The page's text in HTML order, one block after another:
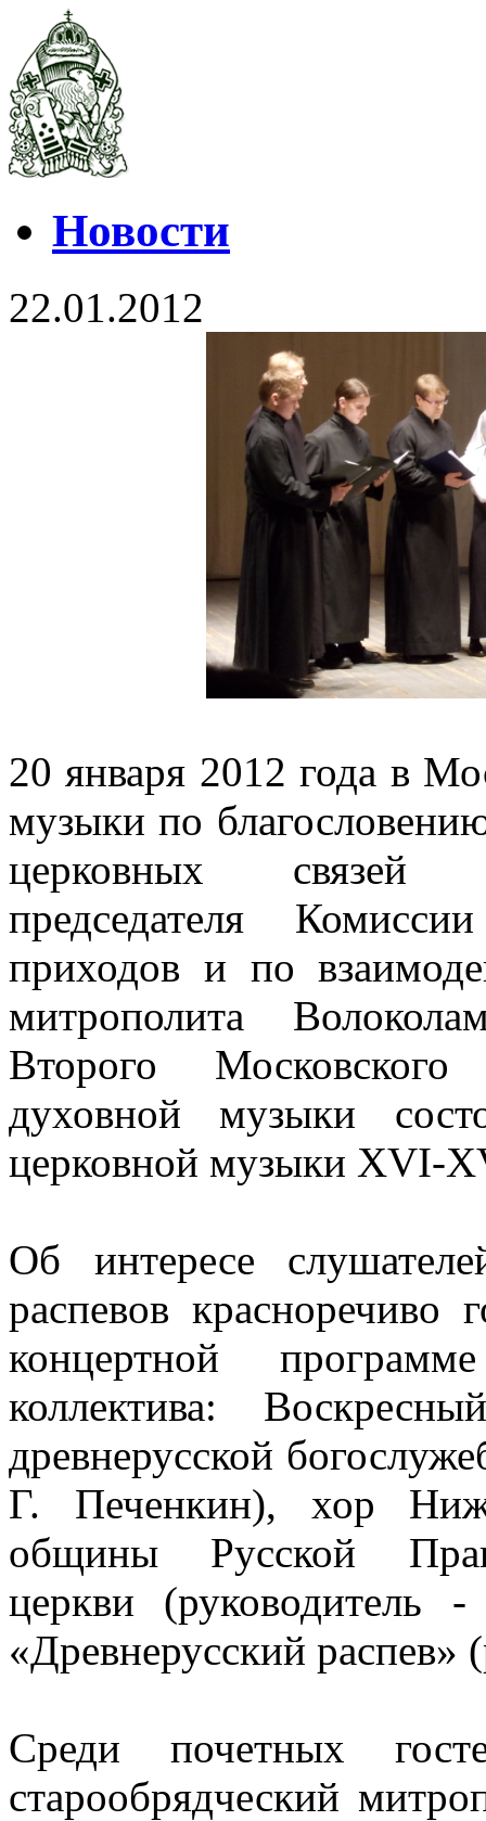
Новости
22.01.2012
20 января 2012 года в
музыки по
церковных связей
председателя
приходов и по
митрополита
Второго Московского
духовной музыки
церковной музыки XVI-
Об интересе
распевов красноречиво
концертной
коллектива:
древнерусской
Г. Печенкин), хор
общины Русской
церкви
«Древнерусский распев»
Среди почетных
старообрядческий